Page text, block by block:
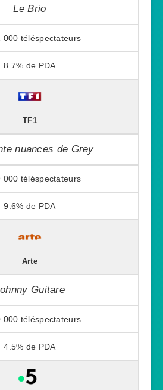
Le Brio
000
8.7%
TF1
nuances de Grey
000
9.6%
Arte
Guitare
000
4.5%